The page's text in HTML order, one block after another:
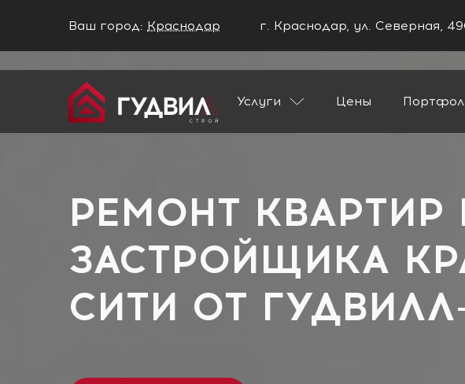
Ваш город: Краснодар
Ваш город Краснодар?
НЕТ
г. Краснодар, ул. Северная,
Услуги
Цены
Главная
Застройщики
РЕМОНТ
ЗАСТРОЙЩИКА
СИТИ ОТ